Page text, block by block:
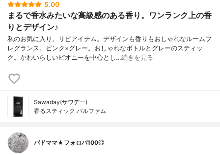
5.00
まるで香水みたいな高級感のある香り。ワンランク上の香
りとデザイン♪
私のお気に入り。リピアイテム。デザインも香りもおしゃれなルームフ
レグランス。ピンク×グレー。おしゃれなボトルとグレーのスティッ
ク。かわいらしいピオニーを中心とし…続きを見る
Sawaday(サワデー)
香るスティック パルファム
バドママ★フォロバ100◎